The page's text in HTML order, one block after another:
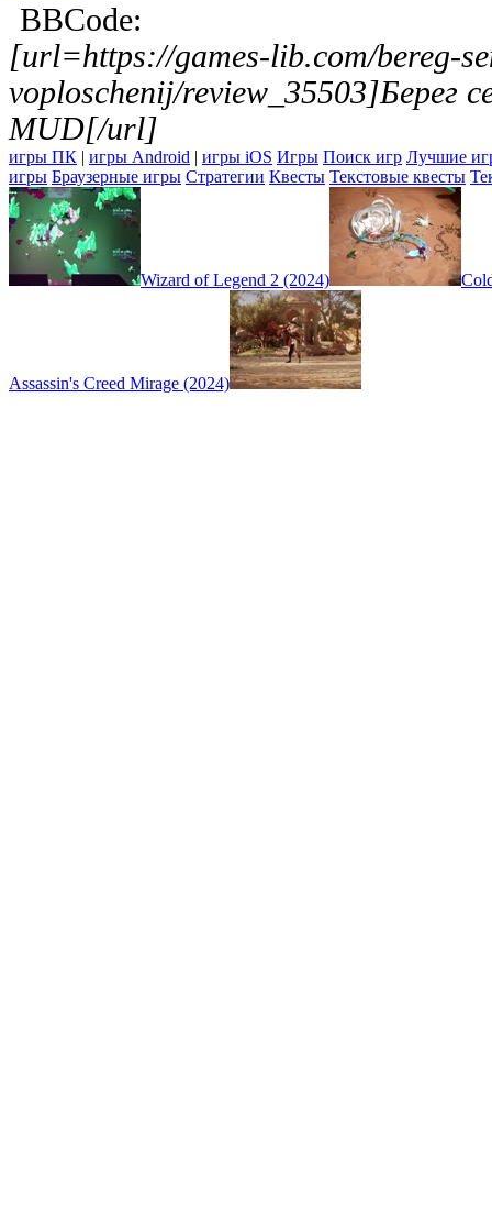
BBCode:
[url=https://games-lib.com/bereg-
voploschenij/review_35503]Берег
MUD[/url]
игры ПК | игры Android | игры iOS Игры Поиск игр Лучшие
игры Браузерные игры Стратегии Квесты Текстовые квесты
Wizard of Legend 2 (2024)
Assassin's Creed Mirage (2024)